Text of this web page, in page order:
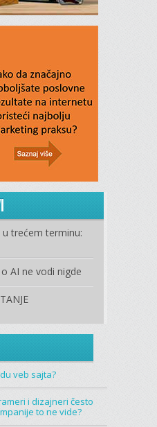
u trećem terminu:
AI ne vodi nigde
veb sajta?
i dizajneri često
to ne vide?